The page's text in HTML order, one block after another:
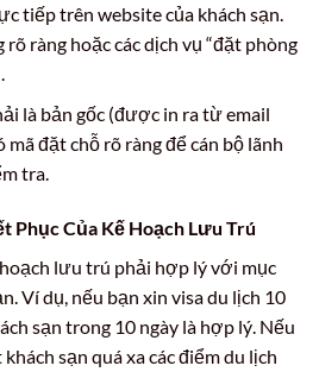
tiếp trên website của khách sạn.
rõ ràng hoặc các dịch vụ “đặt phòng
là bản gốc (được in ra từ email
mã đặt chỗ rõ ràng để cán bộ lãnh
tra.
Phục Của Kế Hoạch Lưu Trú
lưu trú phải hợp lý với mục
Ví dụ, nếu bạn xin visa du lịch 10
sạn trong 10 ngày là hợp lý. Nếu
sạn quá xa các điểm du lịch